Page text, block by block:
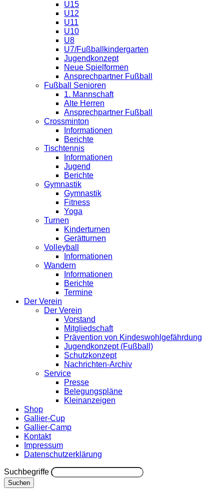
U15
U12
U11
U10
U8
U7/Fußballkindergarten
Jugendkonzept
Neue Spielformen
Ansprechpartner Fußball
Fußball Senioren
1. Mannschaft
Alte Herren
Ansprechpartner Fußball
Crossminton
Informationen
Berichte
Tischtennis
Informationen
Jugend
Berichte
Gymnastik
Gymnastik
Fitness
Yoga
Turnen
Kinderturnen
Gerätturnen
Volleyball
Informationen
Wandern
Informationen
Berichte
Termine
Der Verein
Der Verein
Vorstand
Mitgliedschaft
Prävention von Kindeswohlgefährdung
Jugendkonzept (Fußball)
Schutzkonzept
Nachrichten-Archiv
Service
Presse
Belegungspläne
Kleinanzeigen
Shop
Gallier-Cup
Gallier-Camp
Kontakt
Impressum
Datenschutzerklärung
Suchbegriffe
Suchen